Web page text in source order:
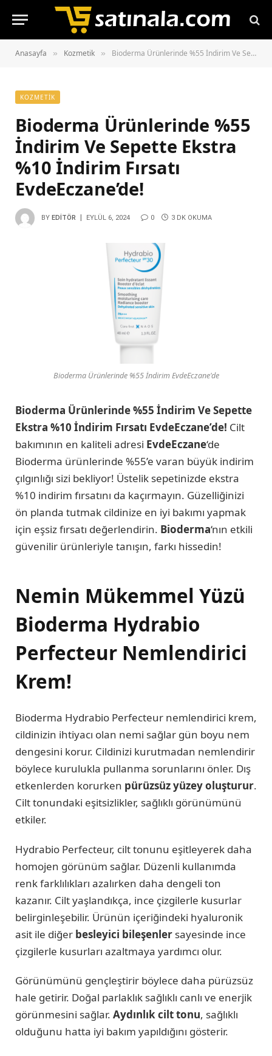
Anasayfa » Kozmetik » Bioderma Ürünlerinde %55 İndirim Ve Sepette Ekstra %10 İndirim Fırsatı EvdeEczane’de!
KOZMETIK
Bioderma Ürünlerinde %55
İndirim Ve Sepette Ekstra
%10 İndirim Fırsatı
EvdeEczane’de!
BY EDITÖR EYLÜL 6, 2024 0 3 DK OKUMA
Bioderma Ürünlerinde %55 İndirim EvdeEczane'de
Bioderma Ürünlerinde %55 İndirim Ve Sepette
Ekstra %10 İndirim Fırsatı EvdeEczane’de! Cilt
bakımının en kaliteli adresi EvdeEczane‘de
Bioderma ürünlerinde %55’e varan büyük indirim
çılgınlığı sizi bekliyor! Üstelik sepetinizde ekstra
%10 indirim fırsatını da kaçırmayın. Güzelliğinizi
ön planda tutmak cildinize en iyi bakımı yapmak
için eşsiz fırsatı değerlendirin. Bioderma‘nın etkili
güvenilir ürünleriyle tanışın, farkı hissedin!
Nemin Mükemmel Yüzü
Bioderma Hydrabio
Perfecteur Nemlendirici
Krem!
Bioderma Hydrabio Perfecteur nemlendirici krem,
cildinizin ihtiyacı olan nemi sağlar gün boyu nem
dengesini korur. Cildinizi kurutmadan nemlendirir
böylece kurulukla pullanma sorunlarını önler. Dış
etkenlerden korurken pürüzsüz yüzey oluşturur.
Cilt tonundaki eşitsizlikler, sağlıklı görünümünü
etkiler.
Hydrabio Perfecteur, cilt tonunu eşitleyerek daha
homojen görünüm sağlar. Düzenli kullanımda
renk farklılıkları azalırken daha dengeli ton
kazanır. Cilt yaşlandıkça, ince çizgilerle kusurlar
belirginleşebilir. Ürünün içeriğindeki hyaluronik
asit ile diğer besleyici bileşenler sayesinde ince
çizgilerle kusurları azaltmaya yardımcı olur.
Görünümünü gençleştirir böylece daha pürüzsüz
hale getirir. Doğal parlaklık sağlıklı canlı ve enerjik
görünmesini sağlar. Aydınlık cilt tonu, sağlıklı
olduğunu hatta iyi bakım yapıldığını gösterir.